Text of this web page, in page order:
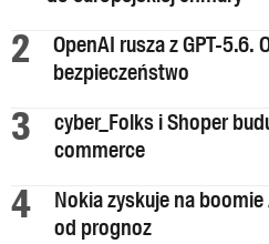
OpenAI rusza z GPT-5.6.
bezpieczeństwo
cyber_Folks i Shoper
commerce
Nokia zyskuje na
od prognoz